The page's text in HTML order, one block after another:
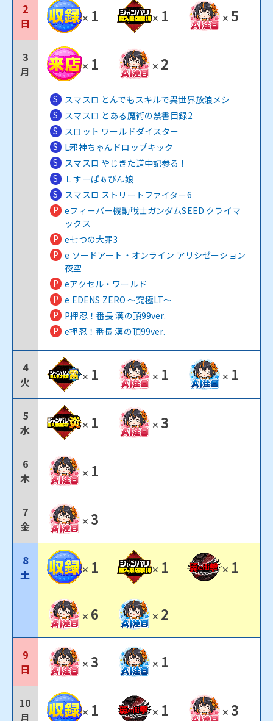
2
日
✕ 1 ✕ 1 ✕ 5
3
月
✕ 1 ✕ 2
S
スマスロ とんでもスキルで異世界放浪メシ
S
スマスロ とある魔術の禁書目録2
S
スロット ワールドダイスター
S
L邪神ちゃんドロップキック
S
スマスロ やじきた道中記参る！
S
Ｌすーぱぁびん娘
S
スマスロ ストリートファイター6
P eフィーバー機動戦士ガンダムSEED クライマ
ックス
P e七つの大罪3
P e ソードアート・オンライン アリシゼーション
夜空
P eアクセル・ワールド
P e EDENS ZERO ～究極LT～
P P押忍！番長 漢の頂99ver.
P e押忍！番長 漢の頂99ver.
4
火
✕ 1 ✕ 1 ✕ 1
5
水
✕ 1 ✕ 3
6
木
✕ 1
7
金
✕ 3
8
土
✕ 1 ✕ 1 ✕ 1
✕ 6 ✕ 2
9
日
✕ 3 ✕ 1
10
月
✕ 1 ✕ 1 ✕ 3